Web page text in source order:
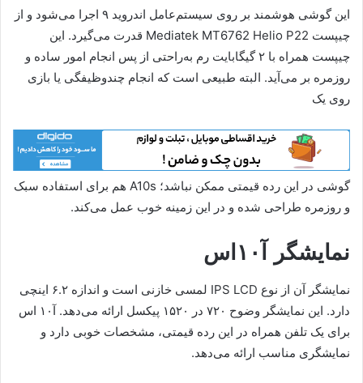
این گوشی هوشمند بر روی سیستم‌عامل اندروید ۹ اجرا می‌شود و از
چیپست Mediatek MT6762 Helio P22 قدرت می‌گیرد. این
چیپست همراه با ۲ گیگابایت رم به‌راحتی از پس انجام امور ساده و
روزمره بر می‌آید. البته طبیعی است که انجام چندوظیفگی یا بازی
روی یک
گوشی در این رده قیمتی ممکن نباشد؛ A10s هم برای استفاده سبک
و روزمره طراحی شده و در این زمینه خوب عمل می‌کند.
نمایشگر آ۱۰اس
نمایشگر آن از نوع IPS LCD لمسی خازنی است و اندازه ۶.۲ اینچی
دارد. این نمایشگر وضوح ۷۲۰ در ۱۵۲۰ پیکسل ارائه می‌دهد. آ۱۰ اس
برای یک تلفن همراه در این رده قیمتی، مشخصات خوبی دارد و
نمایشگری مناسب ارائه می‌دهد.